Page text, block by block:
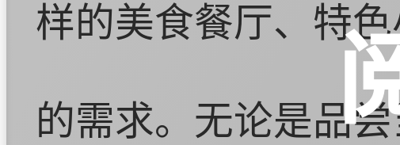
样的美食餐厅、特
的需求。无论是品